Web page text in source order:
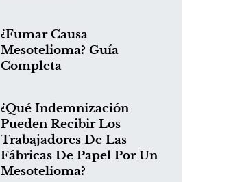
¿Fumar Causa
Mesotelioma? Guía
Completa
¿Qué Indemnización
Pueden Recibir Los
Trabajadores De Las
Fábricas De Papel Por Un
Mesotelioma?